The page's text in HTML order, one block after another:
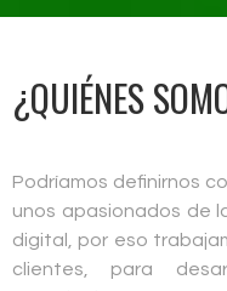
¿QUIÉNES
Podríamos definirnos
unos apasionados de
digital, por eso
clientes, para